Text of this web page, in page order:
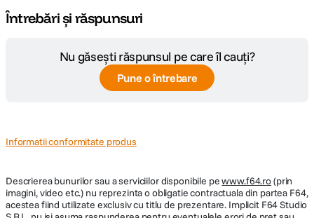
Întrebări și răspunsuri
Nu găsești răspunsul pe care îl cauți?
Pune o întrebare
Informatii conformitate produs
Descrierea bunurilor sau a serviciilor disponibile pewww.f64.ro(prin
imagini, video etc.) nu reprezinta o obligatie contractuala din partea F64,
acestea fiind utilizate exclusiv cu titlu de prezentare. Implicit F64 Studio